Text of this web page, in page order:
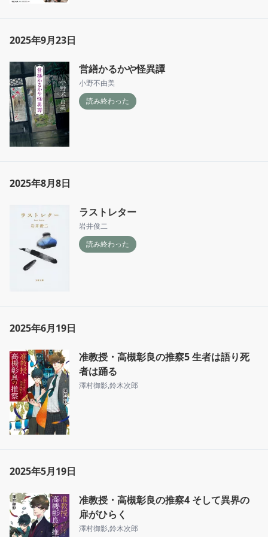
2025年9月23日
営繕かるかや怪異譚
小野不由美
読み終わった
2025年8月8日
ラストレター
岩井俊二
読み終わった
2025年6月19日
准教授・高槻彰良の推察5 生者は語り死
者は踊る
澤村御影,鈴木次郎
2025年5月19日
准教授・高槻彰良の推察4 そして異界の
扉がひらく
澤村御影,鈴木次郎